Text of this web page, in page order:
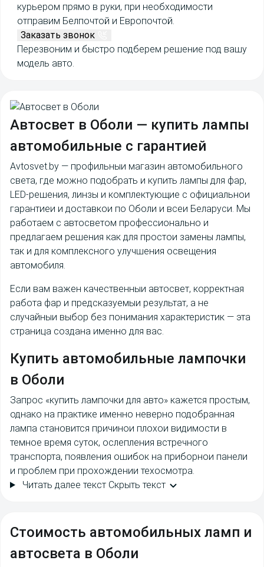
курьером прямо в руки, при необходимости
отправим Белпочтой и Европочтой.
Заказать звонок
Перезвоним и быстро подберем решение под вашу
модель авто.
Автосвет в Оболи — купить лампы
автомобильные с гарантией
Avtosvet.by — профильныи магазин автомобильного
света, где можно подобрать и купить лампы для фар,
LED-решения, линзы и комплектующие с официальнои
гарантиеи и доставкои по Оболи и всеи Беларуси. Мы
работаем с автосветом профессионально и
предлагаем решения как для простои замены лампы,
так и для комплексного улучшения освещения
автомобиля.
Если вам важен качественныи автосвет, корректная
работа фар и предсказуемыи результат, а не
случайныи выбор без понимания характеристик — эта
страница создана именно для вас.
Купить автомобильные лампочки
в Оболи
Запрос «купить лампочки для авто» кажется простым,
однако на практике именно неверно подобранная
лампа становится причинои плохои видимости в
темное время суток, ослепления встречного
транспорта, появления ошибок на приборнои панели
и проблем при прохождении техосмотра.
Читать далее текст Скрыть текст
Cтоимость автомобильных ламп и
автосвета в Оболи